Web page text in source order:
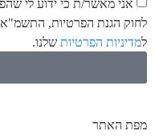
אני מאשר/ת כי ידוע לי
מדיניות הפרטיותשלנו.
מפת האתר